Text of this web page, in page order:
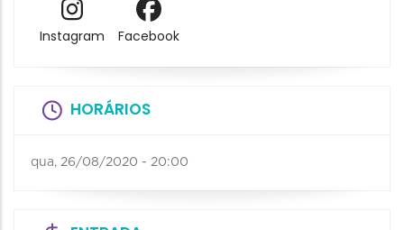
Instagram Facebook
HORÁRIOS
qua, 26/08/2020 - 20:00